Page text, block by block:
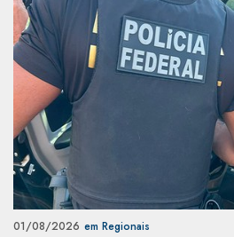
01/08/2026 em Regionais